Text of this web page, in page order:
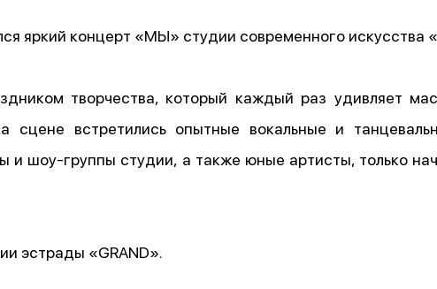
яркий концерт «МЫ» студии современного
творчества, который каждый раз удивляет
сцене встретились опытные вокальные и
шоу-группы студии, а также юные артисты, только
эстрады «GRAND».